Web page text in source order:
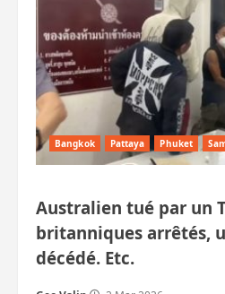
Bangkok Pattaya Phuket
Australien tué par un
britanniques arrêtés,
décédé. Etc.